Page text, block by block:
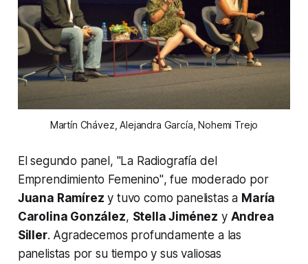
Martín Chávez, Alejandra García, Nohemi Trejo
El segundo panel, "La Radiografía del
Emprendimiento Femenino", fue moderado por
Juana Ramírez y tuvo como panelistas a María
Carolina González, Stella Jiménez y Andrea
Siller. Agradecemos profundamente a las
panelistas por su tiempo y sus valiosas